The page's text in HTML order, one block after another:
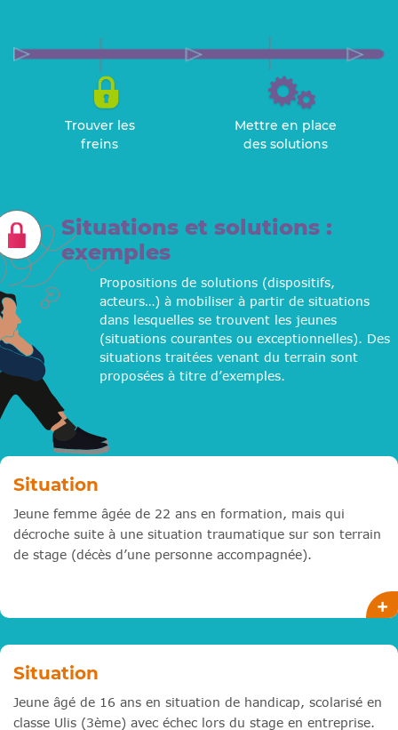
Trouver les
freins
Mettre en place
des solutions
Situations et solutions :
exemples
Propositions de solutions (dispositifs,
acteurs…) à mobiliser à partir de situations
dans lesquelles se trouvent les jeunes
(situations courantes ou exceptionnelles). Des
situations traitées venant du terrain sont
proposées à titre d’exemples.
Situation
Jeune femme âgée de 22 ans en formation, mais qui
décroche suite à une situation traumatique sur son terrain
de stage (décès d’une personne accompagnée).
Situation
Jeune âgé de 16 ans en situation de handicap, scolarisé en
classe Ulis (3ème) avec échec lors du stage en entreprise.